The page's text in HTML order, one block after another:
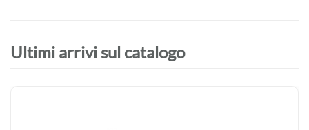
Ultimi arrivi sul catalogo